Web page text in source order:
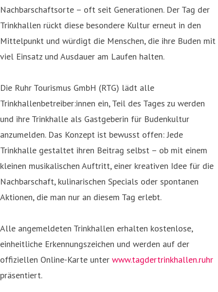
Nachbarschaftsorte – oft seit Generationen. Der Tag der
Trinkhallen rückt diese besondere Kultur erneut in den
Mittelpunkt und würdigt die Menschen, die ihre Buden mit
viel Einsatz und Ausdauer am Laufen halten.
Die Ruhr Tourismus GmbH (RTG) lädt alle
Trinkhallenbetreiber:innen ein, Teil des Tages zu werden
und ihre Trinkhalle als Gastgeberin für Budenkultur
anzumelden. Das Konzept ist bewusst offen: Jede
Trinkhalle gestaltet ihren Beitrag selbst – ob mit einem
kleinen musikalischen Auftritt, einer kreativen Idee für die
Nachbarschaft, kulinarischen Specials oder spontanen
Aktionen, die man nur an diesem Tag erlebt.
Alle angemeldeten Trinkhallen erhalten kostenlose,
einheitliche Erkennungszeichen und werden auf der
offiziellen Online-Karte unter www.tagdertrinkhallen.ruhr
präsentiert.